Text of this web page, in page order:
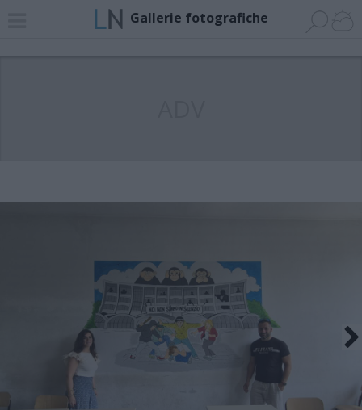
Gallerie fotografiche